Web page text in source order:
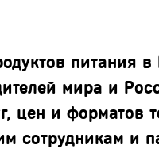
мира и
цен и
сотрудникам и